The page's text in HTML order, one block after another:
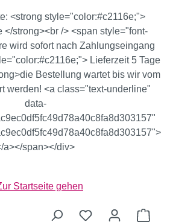
<strong style="color:#c2116e;">
</strong><br /> <span style="font-
wird sofort nach Zahlungseingang
Lieferzeit 5 Tage
Bestellung wartet bis wir vom
werden! <a class="text-underline"
data-
a></span></div>